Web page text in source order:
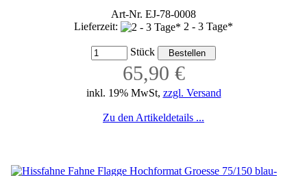
Art-Nr. EJ-78-0008
Lieferzeit:
2 - 3 Tage*
Stück
65,90 €
inkl. 19% MwSt, zzgl. Versand
Zu den Artikeldetails ...